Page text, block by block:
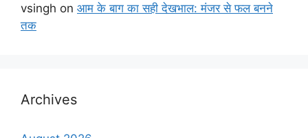
vsingh on आम के बाग का सही देखभाल: मंजर से फल बनने
तक
Archives